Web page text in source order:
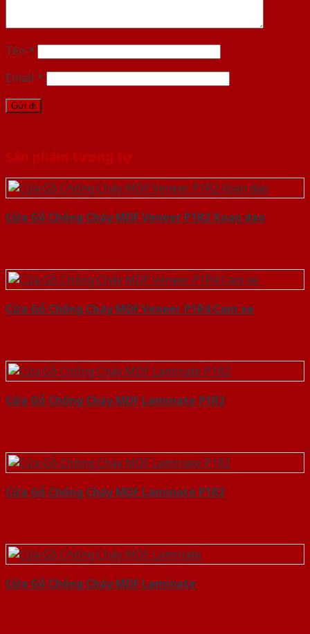
Tên *
Email *
Sản phẩm tương tự
Cửa Gỗ Chống Cháy MDF Veneer P1R2 Xoan dao
Cửa Gỗ Chống Cháy MDF Veneer P1R4 Cam xe
Cửa Gỗ Chống Cháy MDF Laminate P1R2
Cửa Gỗ Chống Cháy MDF Laminate P1R2
Cửa Gỗ Chống Cháy MDF Laminate